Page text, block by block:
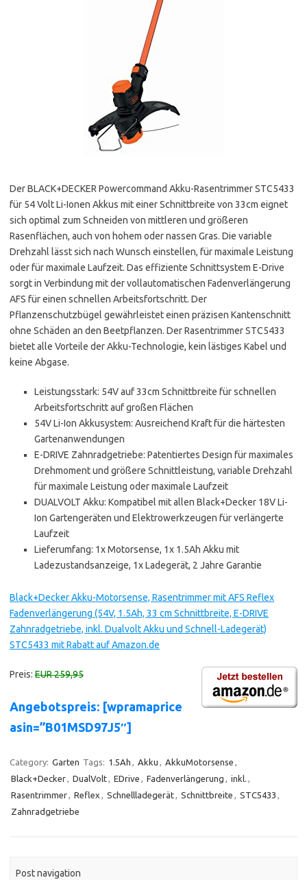
Der BLACK+DECKER Powercommand Akku-Rasentrimmer STC5433
für 54 Volt Li-Ionen Akkus mit einer Schnittbreite von 33cm eignet
sich optimal zum Schneiden von mittleren und größeren
Rasenflächen, auch von hohem oder nassen Gras. Die variable
Drehzahl lässt sich nach Wunsch einstellen, für maximale Leistung
oder für maximale Laufzeit. Das effiziente Schnittsystem E-Drive
sorgt in Verbindung mit der vollautomatischen Fadenverlängerung
AFS für einen schnellen Arbeitsfortschritt. Der
Pflanzenschutzbügel gewährleistet einen präzisen Kantenschnitt
ohne Schäden an den Beetpflanzen. Der Rasentrimmer STC5433
bietet alle Vorteile der Akku-Technologie, kein lästiges Kabel und
keine Abgase.
Leistungsstark: 54V auf 33cm Schnittbreite für schnellen
Arbeitsfortschritt auf großen Flächen
54V Li-Ion Akkusystem: Ausreichend Kraft für die härtesten
Gartenanwendungen
E-DRIVE Zahnradgetriebe: Patentiertes Design für maximales
Drehmoment und größere Schnittleistung, variable Drehzahl
für maximale Leistung oder maximale Laufzeit
DUALVOLT Akku: Kompatibel mit allen Black+Decker 18V Li-
Ion Gartengeräten und Elektrowerkzeugen für verlängerte
Laufzeit
Lieferumfang: 1x Motorsense, 1x 1.5Ah Akku mit
Ladezustandsanzeige, 1x Ladegerät, 2 Jahre Garantie
Black+Decker Akku-Motorsense, Rasentrimmer mit AFS Reflex
Fadenverlängerung (54V, 1.5Ah, 33 cm Schnittbreite, E-DRIVE
Zahnradgetriebe, inkl. Dualvolt Akku und Schnell-Ladegerät)
STC5433 mit Rabatt auf Amazon.de
Preis: EUR 259,95
Angebotspreis: [wpramaprice
asin=”B01MSD97J5″]
Category: Garten Tags: 1.5Ah , Akku , AkkuMotorsense ,
Black+Decker, DualVolt, EDrive , Fadenverlängerung , inkl. ,
Rasentrimmer, Reflex , Schnellladegerät, Schnittbreite , STC5433 ,
Zahnradgetriebe
Post navigation